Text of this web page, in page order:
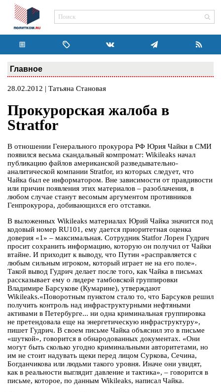
Главное
28.02.2012 | Татьяна Становая
Прокурорская жалоба в
Stratfor
В отношении Генерального прокурора РФ Юрия Чайки в СМИ
появился весьма скандальный компромат: Wikileaks начал
публикацию файлов американской разведывательно-
аналитической компании Stratfor, из которых следует, что
Чайка был ее информатором. Вне зависимости от правдивости
или причин появления этих материалов – разоблачения, в
любом случае станут весомым аргументом противников
Генпрокурора, добивающихся его отставки.
В выложенных Wikileaks материалах Юрий Чайка значится под
кодовый номер RU101, ему дается приоритетная оценка
доверия «1» – максимальная. Сотрудник Statfor Лорен Гудрич
просит сохранить информацию, которую он получил от Чайки
втайне. И приходит к выводу, что Путин «расправляется с
любым сильным игроком, который играет не на его поле».
Такой вывод Гудрич делает после того, как Чайка в письмах
рассказывает ему о лидере тамбовской группировки
Владимире Барсукове (Кумарине), утверждают
Wikileaks.«Поворотным пунктом стало то, что Барсуков решил
получить контроль над инфраструктурными нефтяными
активами в Петербурге... ни одна криминальная группировка
не претендовала еще на энергетическую инфраструктуру»,
пишет Гудрич. В своем письме Чайка объяснил это в письме
«шуткой», говорится в обнародованных документах. «Они
могут быть сколько угодно криминальными авторитетами, но
им не стоит надувать щеки перед лицом Суркова, Сечина,
Богданчикова или людьми такого уровня. Иначе они увидят,
как в реальности выглядит давление и тактика», – говорится в
письме, которое, по данным Wikileaks, написал Чайка.